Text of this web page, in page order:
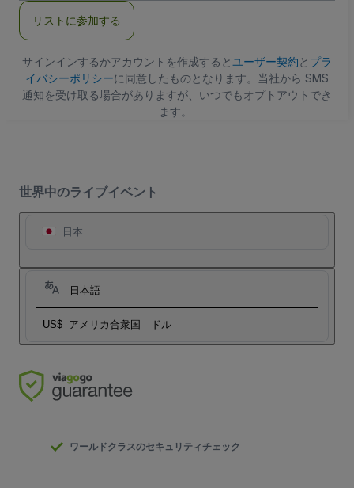
ア
ス
リストに参加する
サインインするかアカウントを作成すると ユーザー契約と プラ
イバシーポリシーに同意したものとなります。当社から SMS
通知を受け取る場合がありますが、いつでもオプトアウトでき
ます。
世界中のライブイベント
日本
日本語
US$ アメリカ合衆国 ドル
ワールドクラスのセキュリティチェック